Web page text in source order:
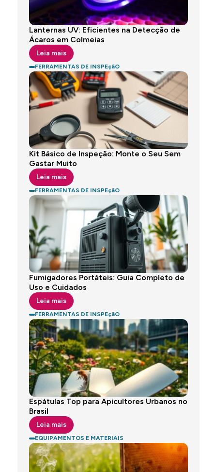
Lanternas UV: Eficientes na Detecção de
Ácaros em Colmeias
Leia mais
FERRAMENTAS DE INSPEçãO
Kit Básico de Inspeção: Monte o Seu Sem
Gastar Muito
Leia mais
FERRAMENTAS DE INSPEçãO
Fumigadores Portáteis: Guia Completo de
Uso e Cuidados
Leia mais
FERRAMENTAS DE INSPEçãO
Espátulas Top para Apicultores Urbanos no
Brasil
Leia mais
EQUIPAMENTOS E MATERIAIS